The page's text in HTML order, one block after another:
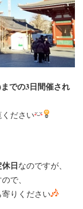
での3日間催され
ださい
日なのですが、
で、
りください